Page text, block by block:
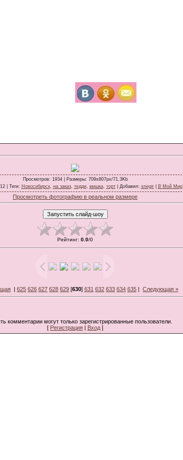
Просмотров: 1934 | Размеры: 709x807px/71.3Kb
| Теги: Новосибирск, на заказ, тедди, мишка, торт| Добавил: snegir| В Мой Мир
Просмотреть фотографию в реальном размере
Рейтинг: 0.0/0
| 625 626 627 628 629 [630] 631 632 633 634 635 | Следующая »
комментарии могут только зарегистрированные пользователи.
[ Регистрация Вход ]